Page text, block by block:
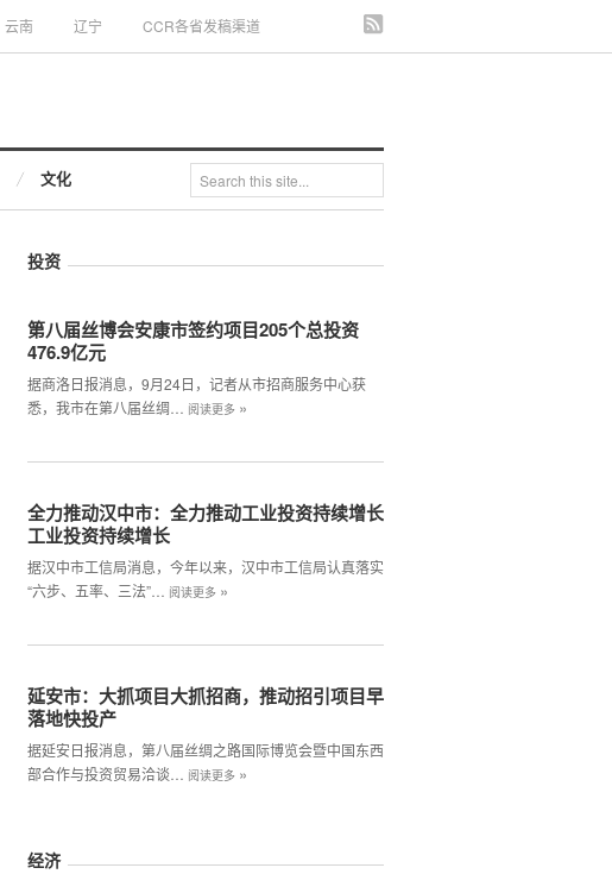
云南 辽宁 CCR各省发稿渠道
文化
投资
第八届丝博会安康市签约项目205个总投资
476.9亿元
据商洛日报消息，9月24日，记者从市招商服务中心获
悉，我市在第八届丝绸…
阅读更多 »
全力推动汉中市：全力推动工业投资持续增长
工业投资持续增长
据汉中市工信局消息，今年以来，汉中市工信局认真落实
“六步、五率、三法”…
阅读更多 »
延安市：大抓项目大抓招商，推动招引项目早
落地快投产
据延安日报消息，第八届丝绸之路国际博览会暨中国东西
部合作与投资贸易洽谈…
阅读更多 »
经济